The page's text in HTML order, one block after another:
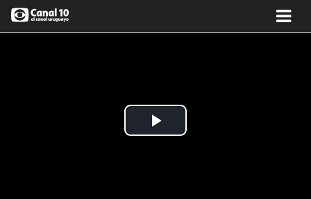
Play